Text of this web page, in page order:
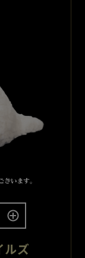
？
です。
合がございま
ルズ